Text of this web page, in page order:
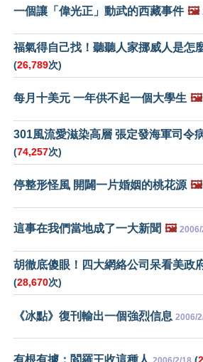
一個讓「偉光正」動武的西藏事件 🖼️
福氣得自己找！聽聽人家挪威人是怎
(26,789次)
每月十美元 一年供不起一個大學生 🖼️
301風流愛滋染高層 張定發海軍司令
(74,257次)
停整形怪風 開闢一片婚姻的桃花源 🖼️
這事在我們當地成了一大新聞 🖼️ 2006/
胡徹底傻眼！四大網絡公司呆看美政
(28,670次)
《冰點》復刊輸出一個強烈信息 2006/
有根有據：閻羅王收這種人 (